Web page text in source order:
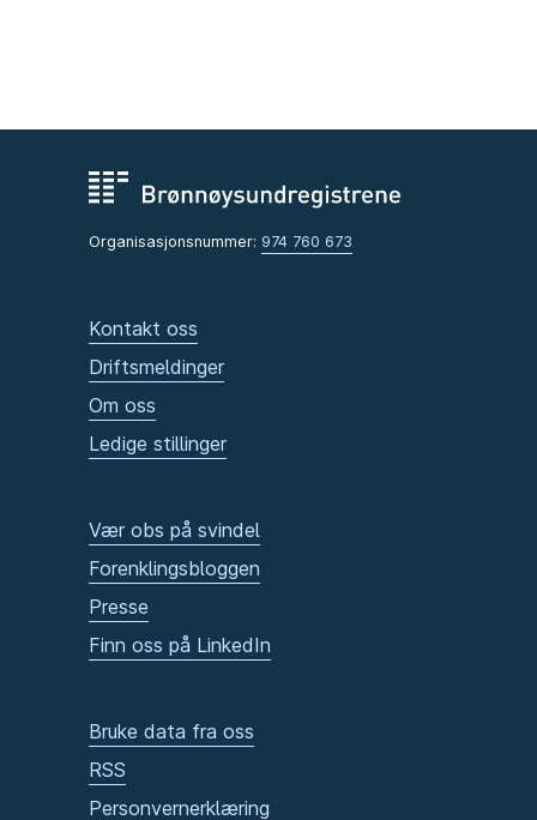
Organisasjonsnummer: 974 760 673
Kontakt oss
Driftsmeldinger
Om oss
Ledige stillinger
Vær obs på svindel
Forenklingsbloggen
Presse
Finn oss på LinkedIn
Bruke data fra oss
RSS
Personvernerklæring